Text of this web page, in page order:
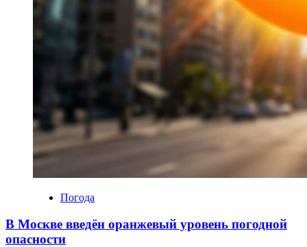
Погода
В Москве введён оранжевый уровень погодной
опасности